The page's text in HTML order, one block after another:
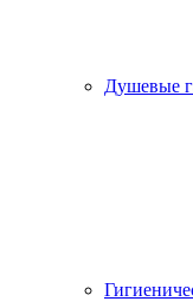
Душевые